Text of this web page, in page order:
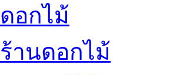
ดอกไม้
ร้านดอกไม้